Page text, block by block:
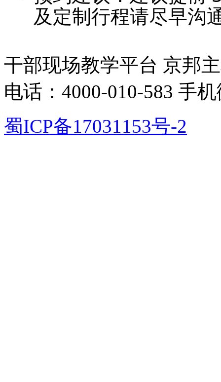
及定制行程请尽早沟
干部现场教学平台 京邦
电话：4000-010-583 手
蜀ICP备17031153号-2